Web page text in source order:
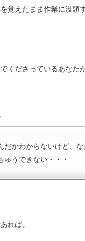
覚えたまま作業に没頭
くださっているあなたが
だかわからないけど、
ゅうできない・・・
れば。